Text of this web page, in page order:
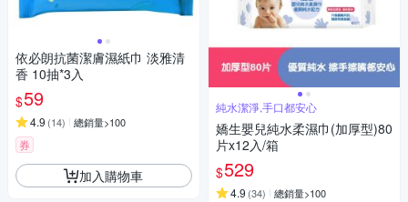
依必朗抗菌潔膚濕紙巾 淡雅清
香 10抽*3入
$59
4.9 (14) 總銷量>100
券
加入購物車
純水潔淨,手口都安心
嬌生嬰兒純水柔濕巾(加厚型)80
片x12入/箱
$529
4.9 (34) 總銷量>100